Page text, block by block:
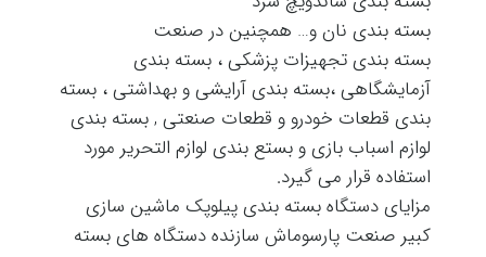
بسته بندی نان و… همچنین در صنعت
بسته بندی تجهیزات پزشکی ، بسته بندی
آزمایشگاهی ،بسته بندی آرایشی و بهداشتی ، بسته
بندی قطعات خودرو و قطعات صنعتی , بسته بندی
لوازم اسباب بازی و بستع بندی لوازم التحریر مورد
استفاده قرار می گیرد.
مزایای دستگاه بسته بندی پیلوپک ماشین سازی
کبیر صنعت پارسوماش سازنده دستگاه های بسته